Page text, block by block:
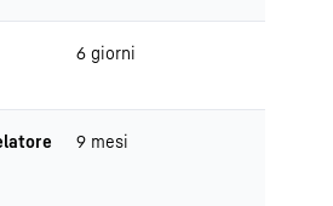
6 giorni
9 mesi